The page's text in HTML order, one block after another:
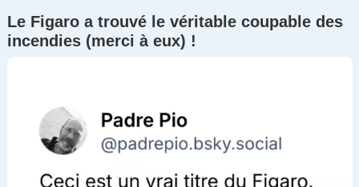
Le Figaro a trouvé le véritable coupable des
incendies (merci à eux) !